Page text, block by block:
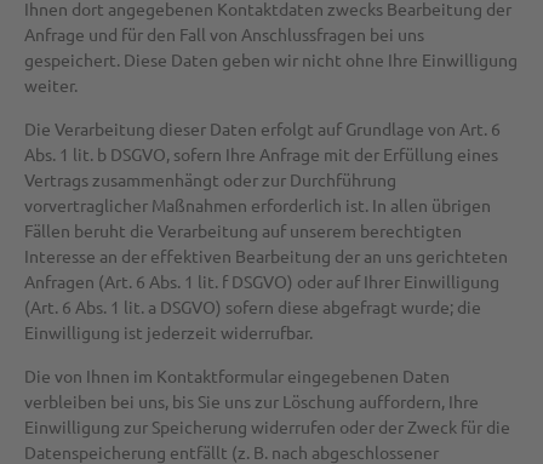
Ihnen dort angegebenen Kontaktdaten zwecks Bearbeitung der
Anfrage und für den Fall von Anschlussfragen bei uns
gespeichert. Diese Daten geben wir nicht ohne Ihre Einwilligung
weiter.
Die Verarbeitung dieser Daten erfolgt auf Grundlage von Art. 6
Abs. 1 lit. b DSGVO, sofern Ihre Anfrage mit der Erfüllung eines
Vertrags zusammenhängt oder zur Durchführung
vorvertraglicher Maßnahmen erforderlich ist. In allen übrigen
Fällen beruht die Verarbeitung auf unserem berechtigten
Interesse an der effektiven Bearbeitung der an uns gerichteten
Anfragen (Art. 6 Abs. 1 lit. f DSGVO) oder auf Ihrer Einwilligung
(Art. 6 Abs. 1 lit. a DSGVO) sofern diese abgefragt wurde; die
Einwilligung ist jederzeit widerrufbar.
Die von Ihnen im Kontaktformular eingegebenen Daten
verbleiben bei uns, bis Sie uns zur Löschung auffordern, Ihre
Einwilligung zur Speicherung widerrufen oder der Zweck für die
Datenspeicherung entfällt (z. B. nach abgeschlossener